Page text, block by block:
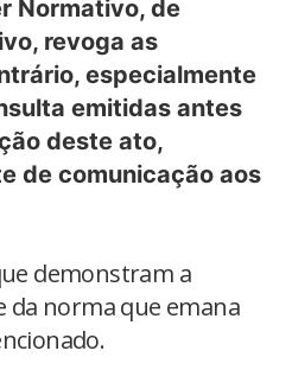
Normativo, de
revoga as
especialmente
emitidas antes
deste ato,
de comunicação aos
demonstram a
da norma que emana